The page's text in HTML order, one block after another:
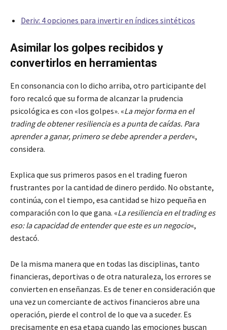
Deriv: 4 opciones para invertir en índices sintéticos
Asimilar los golpes recibidos y
convertirlos en herramientas
En consonancia con lo dicho arriba, otro participante del
foro recalcó que su forma de alcanzar la prudencia
psicológica es con «los golpes». «La mejor forma en el
trading de obtener resiliencia es a punta de caídas. Para
aprender a ganar, primero se debe aprender a perder«,
considera.
Explica que sus primeros pasos en el trading fueron
frustrantes por la cantidad de dinero perdido. No obstante,
continúa, con el tiempo, esa cantidad se hizo pequeña en
comparación con lo que gana. «La resiliencia en el trading es
eso: la capacidad de entender que este es un negocio«,
destacó.
De la misma manera que en todas las disciplinas, tanto
financieras, deportivas o de otra naturaleza, los errores se
convierten en enseñanzas. Es de tener en consideración que
una vez un comerciante de activos financieros abre una
operación, pierde el control de lo que va a suceder. Es
precisamente en esa etapa cuando las emociones buscan